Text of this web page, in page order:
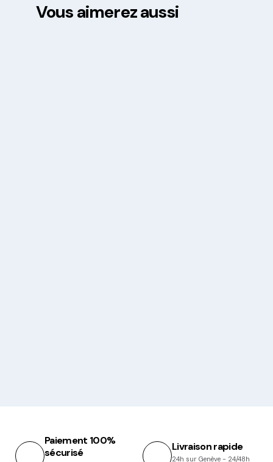
Vous aimerez aussi
Paiement 100%
sécurisé
Livraison rapide
24h sur Genève - 24/48h